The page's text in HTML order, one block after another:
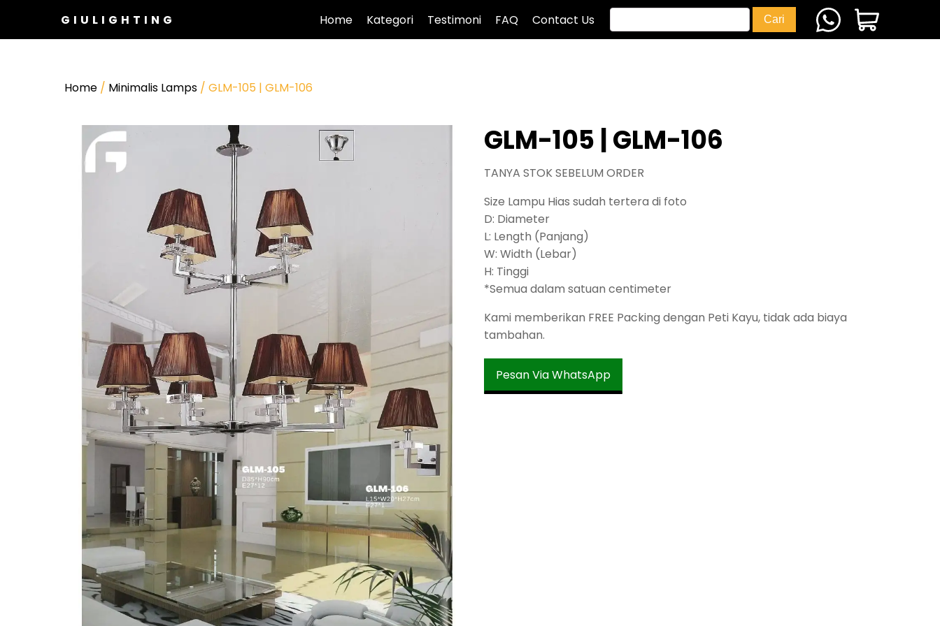
GIULIGHTING Home Kategori Testimoni FAQ Contact Us
Home / Minimalis Lamps / GLM-105 | GLM-106
GLM-105 | GLM-106
TANYA STOK SEBELUM ORDER
Size Lampu Hias sudah tertera di foto
D: Diameter
L: Length (Panjang)
W: Width (Lebar)
H: Tinggi
*Semua dalam satuan centimeter
Kami memberikan FREE Packing dengan Peti Kayu, tidak ada biaya
tambahan.
Pesan Via WhatsApp